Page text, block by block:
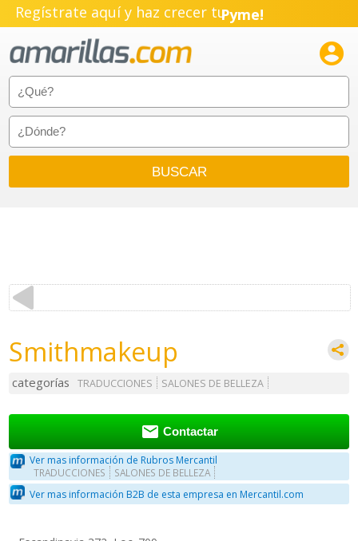
Regístrate aquí y haz crecer tuPyme!
Emprendimiento!

Smithmakeup
categorías TRADUCCIONES SALONES DE BELLEZA
 Contactar
Ver mas información de Rubros Mercantil
TRADUCCIONES SALONES DE BELLEZA
Ver mas información B2B de esta empresa en Mercantil.com